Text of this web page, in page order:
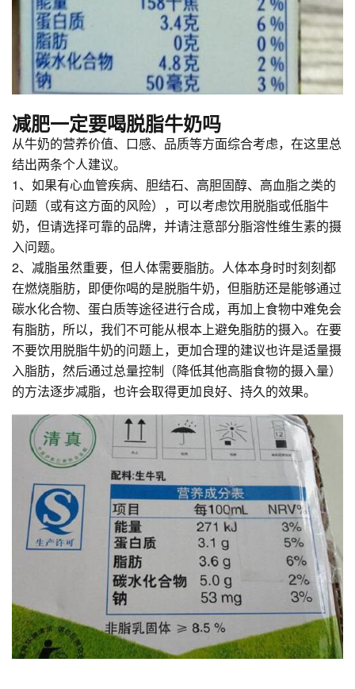
减肥一定要喝脱脂牛奶吗
从牛奶的营养价值、口感、品质等方面综合考虑，在这里总
结出两条个人建议。
1、如果有心血管疾病、胆结石、高胆固醇、高血脂之类的
问题（或有这方面的风险），可以考虑饮用脱脂或低脂牛
奶，但请选择可靠的品牌，并请注意部分脂溶性维生素的摄
入问题。
2、减脂虽然重要，但人体需要脂肪。人体本身时时刻刻都
在燃烧脂肪，即便你喝的是脱脂牛奶，但脂肪还是能够通过
碳水化合物、蛋白质等途径进行合成，再加上食物中难免会
有脂肪，所以，我们不可能从根本上避免脂肪的摄入。在要
不要饮用脱脂牛奶的问题上，更加合理的建议也许是适量摄
入脂肪，然后通过总量控制（降低其他高脂食物的摄入量）
的方法逐步减脂，也许会取得更加良好、持久的效果。